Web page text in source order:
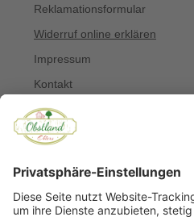
Reklamationsformular
Widerruf online erklären
Impressum
Kontakt
Über uns
Allergiker
© Copyright 2022 Obstland Ehlers